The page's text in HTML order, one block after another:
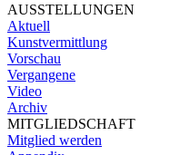
AUSSTELLUNGEN
Aktuell
Kunstvermittlung
Vorschau
Vergangene
Video
Archiv
MITGLIEDSCHAFT
Mitglied werden